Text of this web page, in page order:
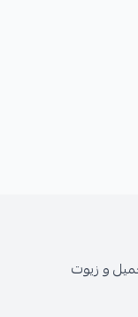
و زيوت